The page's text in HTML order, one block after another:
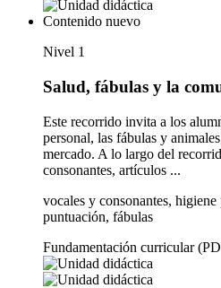
Contenido nuevo
Nivel 1
Salud, fábulas y la
Este recorrido invita a los
personal, las fábulas y
mercado. A lo largo del
consonantes, artículos ...
vocales y consonantes, higiene
puntuación, fábulas
Fundamentación curricular